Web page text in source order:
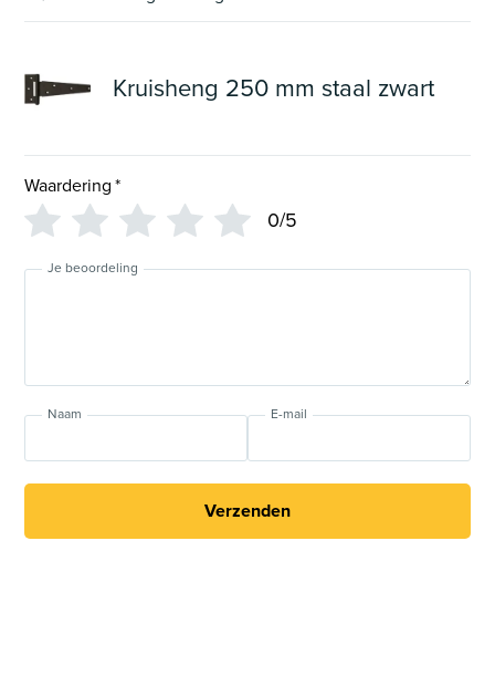
Kruisheng 250 mm staal zwart
Waardering*
0/5
Je beoordeling
Naam E-mail
Verzenden